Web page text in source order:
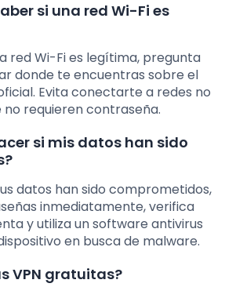
si una red Wi-Fi es
red Wi-Fi es legítima, pregunta
donde te encuentras sobre el
Evita conectarte a redes no
requieren contraseña.
si mis datos han sido
datos han sido comprometidos,
inmediatamente, verifica
y utiliza un software antivirus
en busca de malware.
VPN gratuitas?